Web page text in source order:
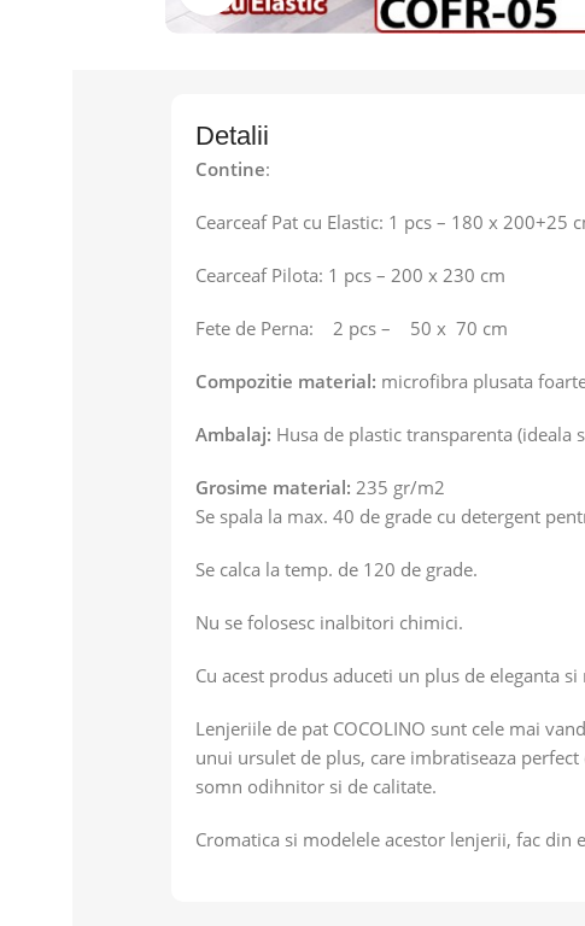
Detalii
Contine:
Cearceaf Pat cu Elastic: 1 pcs – 180 x 200+25
Cearceaf Pilota: 1 pcs – 200 x 230 cm
Fete de Perna: 2 pcs – 50 x 70 cm
Compozitie material: microfibra plusata
Ambalaj: Husa de plastic transparenta (ideala
Grosime material: 235 gr/m2
Se spala la max. 40 de grade cu detergent
Se calca la temp. de 120 de grade.
Nu se folosesc inalbitori chimici.
Cu acest produs aduceti un plus de eleganta
Lenjeriile de pat COCOLINO sunt cele mai
unui ursulet de plus, care imbratiseaza
somn odihnitor si de calitate.
Cromatica si modelele acestor lenjerii, fac